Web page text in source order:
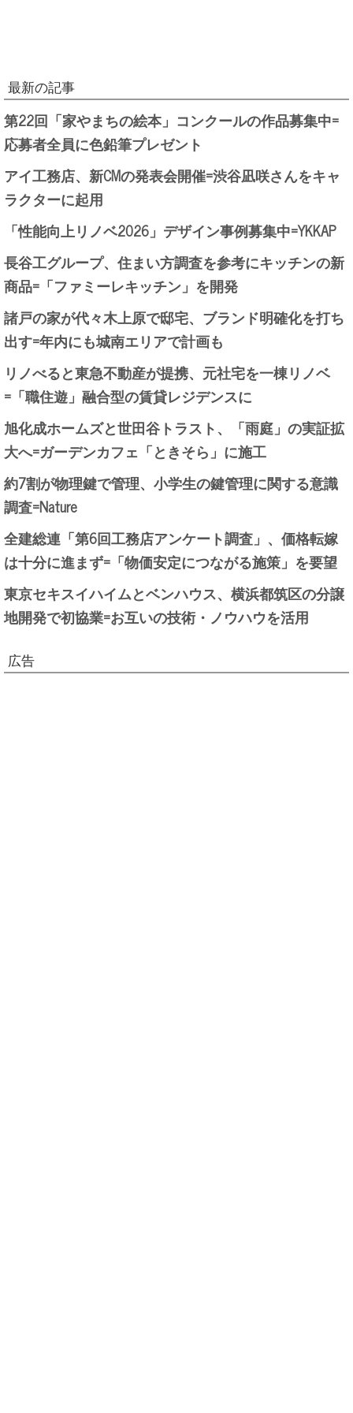
最新の記事
第22回「家やまちの絵本」コンクールの作品募集中=
応募者全員に色鉛筆プレゼント
アイ工務店、新CMの発表会開催=渋谷凪咲さんをキャ
ラクターに起用
「性能向上リノベ2026」デザイン事例募集中=YKKAP
長谷工グループ、住まい方調査を参考にキッチンの新
商品=「ファミーレキッチン」を開発
諸戸の家が代々木上原で邸宅、ブランド明確化を打ち
出す=年内にも城南エリアで計画も
リノべると東急不動産が提携、元社宅を一棟リノベ
=「職住遊」融合型の賃貸レジデンスに
旭化成ホームズと世田谷トラスト、「雨庭」の実証拡
大へ=ガーデンカフェ「ときそら」に施工
約7割が物理鍵で管理、小学生の鍵管理に関する意識
調査=Nature
全建総連「第6回工務店アンケート調査」、価格転嫁
は十分に進まず=「物価安定につながる施策」を要望
東京セキスイハイムとベンハウス、横浜都筑区の分譲
地開発で初協業=お互いの技術・ノウハウを活用
広告